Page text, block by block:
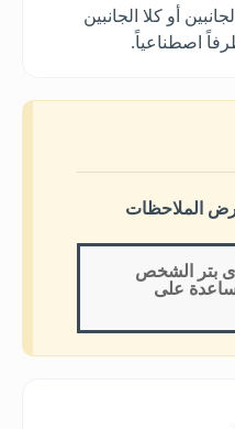
أو كلا الجانبين
اصطناعياً.
الملاحظات
بتر الشخص
على